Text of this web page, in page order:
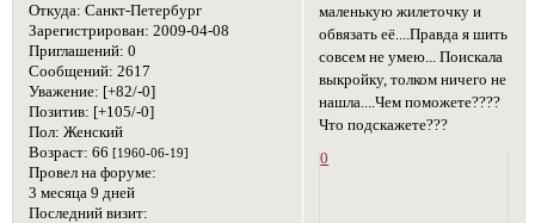
Откуда: Санкт-Петербург
Зарегистрирован: 2009-04-08
Приглашений: 0
Сообщений: 2617
Уважение: [+82/-0]
Позитив: [+105/-0]
Пол: Женский
Возраст: 66 [1960-06-19]
Провел на форуме:
3 месяца 9 дней
Последний визит:
маленькую жилеточку и
обвязать её....Правда я шить
совсем не умею... Поискала
выкройку, толком ничего не
нашла....Чем поможете????
Что подскажете???
0